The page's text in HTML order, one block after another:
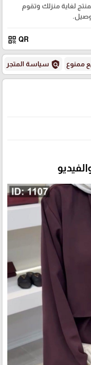
لغاية منزلك وتقوم
QR
qr_code
ممنوع policy سياسة المتجر